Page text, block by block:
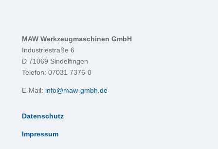
MAW Werkzeugmaschinen GmbH
Industriestraße 6
D 71069 Sindelfingen
Telefon: 07031 7376-0
E-Mail: info@maw-gmbh.de
Datenschutz
Impressum